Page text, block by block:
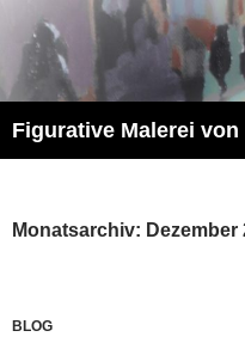
Inhalt
springen
Monatsarchiv: Dezember
BLOG